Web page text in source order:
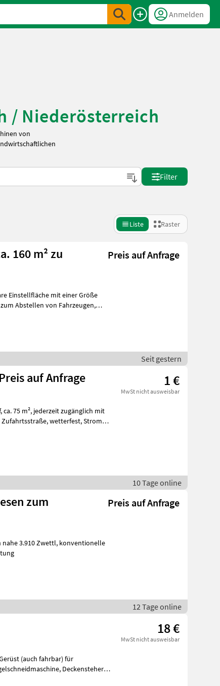
Anmelden
/ Niederösterreich
von
Filter
Liste Raster
160 m² zu
Preis auf Anfrage
Einstellfläche mit einer Größe
Abstellen von Fahrzeugen,
Seit gestern
auf Anfrage 1 €
MwSt nicht ausweisbar
10 Tage online
zum
Preis auf Anfrage
Zwettl, konventionelle
12 Tage online
18 €
MwSt nicht ausweisbar
Deckensteher,